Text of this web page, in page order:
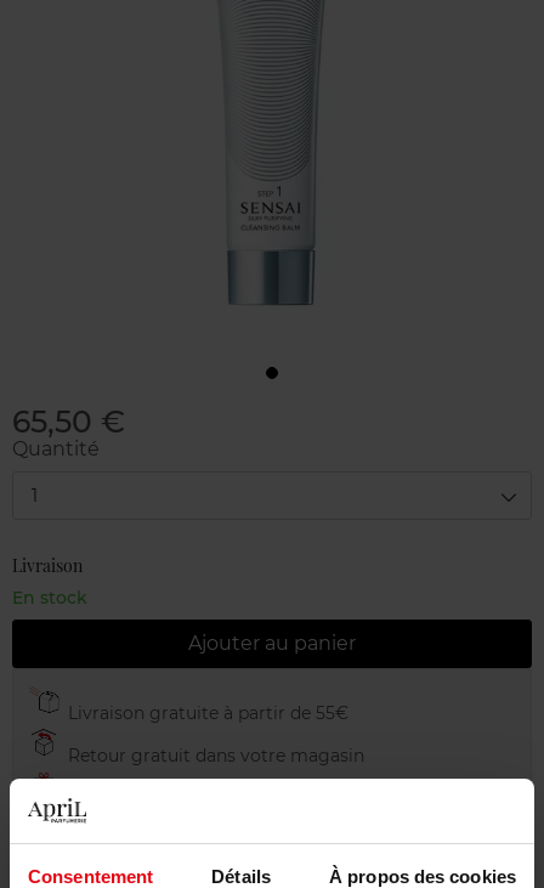
Consentement Détails À propos des cookies
65,50 €
Quantité
1
Livraison
En stock
Ajouter au panier
Livraison gratuite à partir de 55€
Retour gratuit dans votre magasin
Emballage cadeau offert